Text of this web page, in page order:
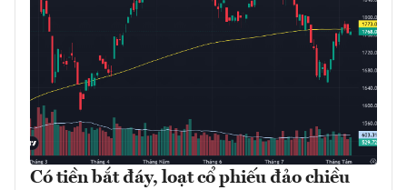
Có tiền bắt đáy, loạt cổ phiếu đảo chiều